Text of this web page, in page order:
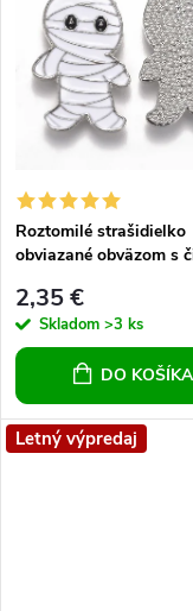
v
o
Roztomilé strašidielko
obviazané obväzom s
2,35 €
Skladom >3 ks
DO KOŠÍKA
Letný výpredaj